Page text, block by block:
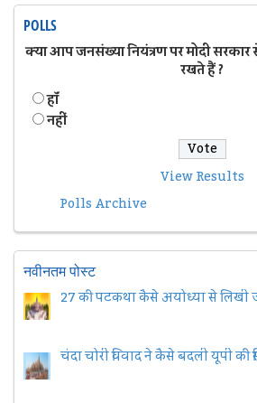
POLLS
क्या आप जनसंख्या नियंत्रण पर मोदी
रखते हैं ?
हॉं
नहीं
View Results
Polls Archive
नवीनतम पोस्ट
27 की पटकथा कैसे अयोध्या से लिखी
चंदा चोरी विवाद ने कैसे बदली यूपी की